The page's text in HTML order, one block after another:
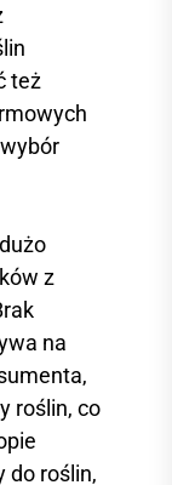
też
z
na
roślin, co
do roślin,